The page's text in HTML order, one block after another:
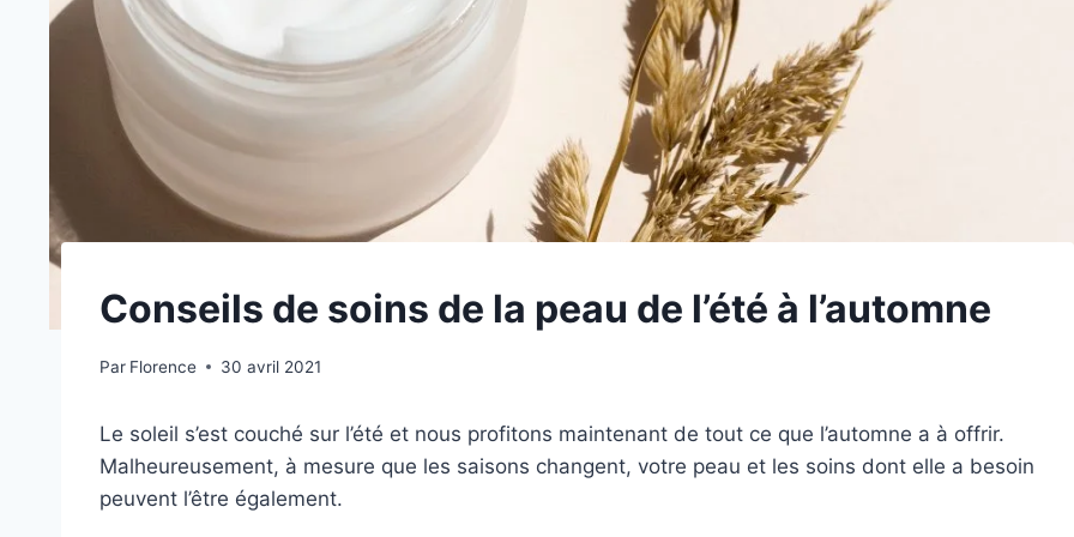
Conseils de soins de la peau de l’été à l’automne
Par Florence 30 avril 2021
Le soleil s’est couché sur l’été et nous profitons maintenant de tout ce que l’automne a à offrir.
Malheureusement, à mesure que les saisons changent, votre peau et les soins dont elle a besoin
peuvent l’être également.